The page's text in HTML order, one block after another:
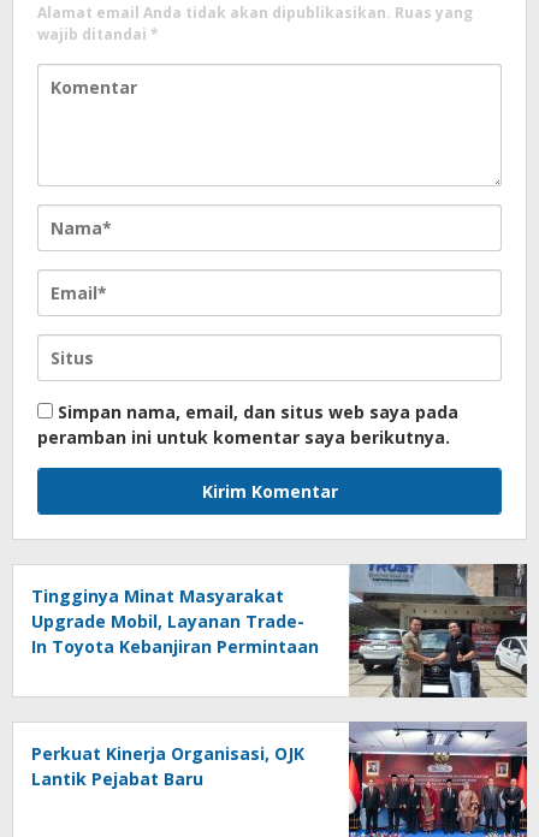
Alamat email Anda tidak akan dipublikasikan. Ruas yang
wajib ditandai *
Simpan nama, email, dan situs web saya pada
peramban ini untuk komentar saya berikutnya.
Tingginya Minat Masyarakat
Upgrade Mobil, Layanan Trade-
In Toyota Kebanjiran Permintaan
Perkuat Kinerja Organisasi, OJK
Lantik Pejabat Baru